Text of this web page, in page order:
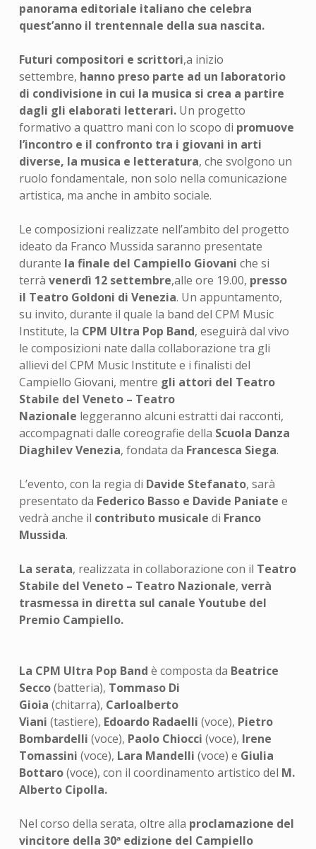
panorama editoriale italiano che celebra
quest’anno il trentennale della sua nascita.
Futuri compositori e scrittori,a inizio
settembre, hanno preso parte ad un laboratorio
di condivisione in cui la musica si crea a partire
dagli gli elaborati letterari. Un progetto
formativo a quattro mani con lo scopo di promuove
l’incontro e il confronto tra i giovani in arti
diverse, la musica e letteratura, che svolgono un
ruolo fondamentale, non solo nella comunicazione
artistica, ma anche in ambito sociale.
Le composizioni realizzate nell’ambito del progetto
ideato da Franco Mussida saranno presentate
durante la finale del Campiello Giovani che si
terrà venerdì 12 settembre,alle ore 19.00, presso
il Teatro Goldoni di Venezia. Un appuntamento,
su invito, durante il quale la band del CPM Music
Institute, la CPM Ultra Pop Band, eseguirà dal vivo
le composizioni nate dalla collaborazione tra gli
allievi del CPM Music Institute e i finalisti del
Campiello Giovani, mentre gli attori del Teatro
Stabile del Veneto – Teatro
Nazionale leggeranno alcuni estratti dai racconti,
accompagnati dalle coreografie della Scuola Danza
Diaghilev Venezia, fondata da Francesca Siega.
L’evento, con la regia di Davide Stefanato, sarà
presentato da Federico Basso e Davide Paniate e
vedrà anche il contributo musicale di Franco
Mussida.
La serata, realizzata in collaborazione con il Teatro
Stabile del Veneto – Teatro Nazionale, verrà
trasmessa in diretta sul canale Youtube del
Premio Campiello.
La CPM Ultra Pop Band è composta da Beatrice
Secco(batteria), Tommaso Di
Gioia (chitarra), Carloalberto
Viani (tastiere), Edoardo Radaelli (voce), Pietro
Bombardelli (voce), Paolo Chiocci (voce), Irene
Tomassini (voce), Lara Mandelli (voce) e Giulia
Bottaro(voce), con il coordinamento artistico del M.
Alberto Cipolla.
Nel corso della serata, oltre alla proclamazione del
vincitore della 30ª edizione del Campiello